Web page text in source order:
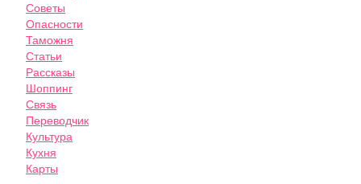
Советы
Опасности
Таможня
Статьи
Рассказы
Шоппинг
Связь
Переводчик
Культура
Кухня
Карты